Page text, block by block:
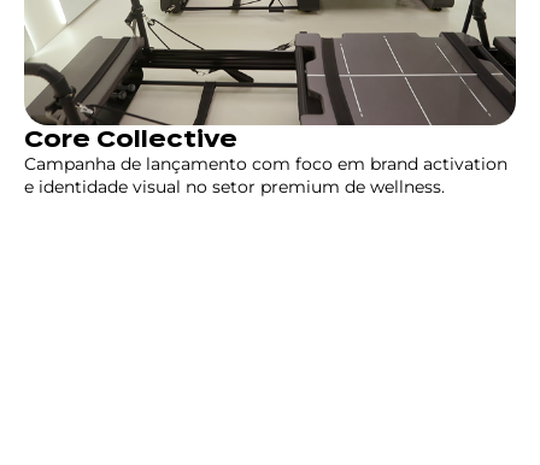
Core Collective
Campanha de lançamento com foco em brand activation
e identidade visual no setor premium de wellness.